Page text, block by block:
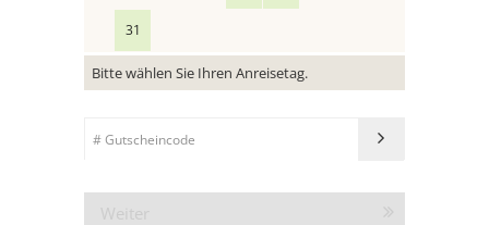
31
Bitte wählen Sie Ihren Anreisetag.